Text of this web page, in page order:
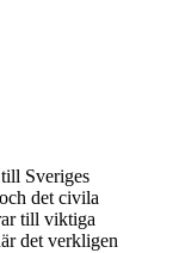
Sveriges
det civila
till viktiga
det verkligen